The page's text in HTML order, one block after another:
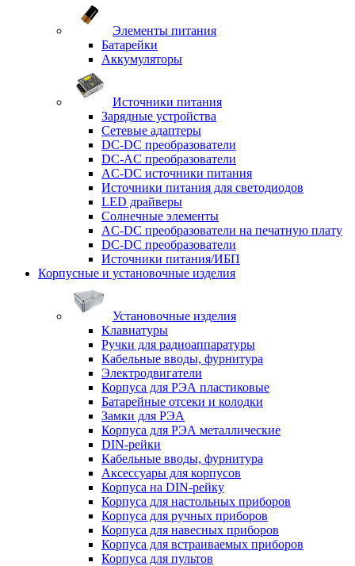
Элементы питания
Батарейки
Аккумуляторы
Источники питания
Зарядные устройства
Сетевые адаптеры
DC-DC преобразователи
DC-AC преобразователи
AC-DC источники питания
Источники питания для светодиодов
LED драйверы
Солнечные элементы
AC-DC преобразователи на печатную плату
DC-DC преобразователи
Источники питания/ИБП
Корпусные и установочные изделия
Установочные изделия
Клавиатуры
Ручки для радиоаппаратуры
Кабельные вводы, фурнитура
Электродвигатели
Корпуса для РЭА пластиковые
Батарейные отсеки и колодки
Замки для РЭА
Корпуса для РЭА металлические
DIN-рейки
Кабельные вводы, фурнитура
Аксессуары для корпусов
Корпуса на DIN-рейку
Корпуса для настольных приборов
Корпуса для ручных приборов
Корпуса для навесных приборов
Корпуса для встраиваемых приборов
Корпуса для пультов